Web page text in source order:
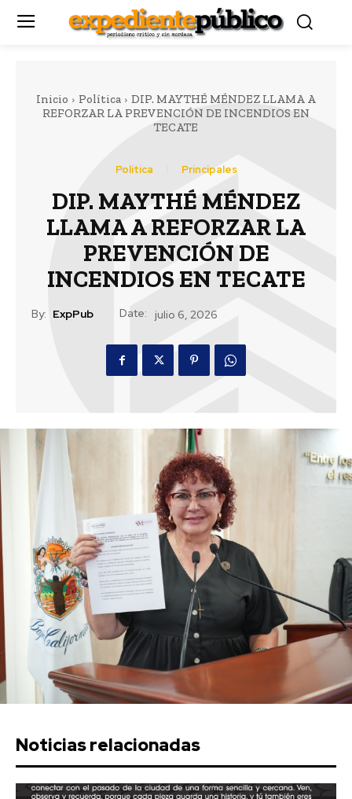
Inicio Política
DIP. MAYTHÉ MÉNDEZ LLAMA A
REFORZAR LA PREVENCIÓN DE INCENDIOS EN
TECATE
Política Principales
DIP. MAYTHÉ MÉNDEZ
LLAMA A REFORZAR LA
PREVENCIÓN DE
INCENDIOS EN TECATE
By: ExpPub Date: julio 6, 2026
Noticias relacionadas